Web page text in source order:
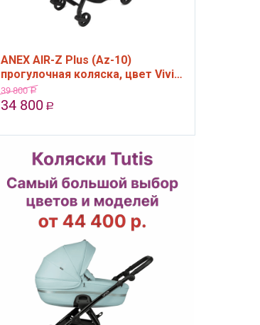
ANEX AIR-Z Plus (Az-10)
прогулочная коляска, цвет Vivi -
серый
39 800 Р
34 800 Р